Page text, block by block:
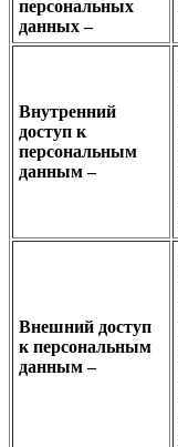
персональных
данных –
Внутренний
доступ к
персональным
данным –
Внешний доступ
к персональным
данным –